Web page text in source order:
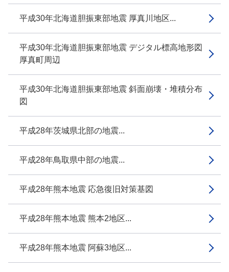
平成30年北海道胆振東部地震 厚真川地区...
平成30年北海道胆振東部地震 デジタル標高地形図
厚真町周辺
平成30年北海道胆振東部地震 斜面崩壊・堆積分布
図
平成28年茨城県北部の地震...
平成28年鳥取県中部の地震...
平成28年熊本地震 応急復旧対策基図
平成28年熊本地震 熊本2地区...
平成28年熊本地震 阿蘇3地区...